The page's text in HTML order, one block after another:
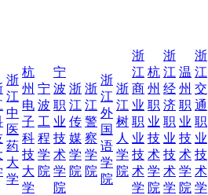
浙
江
中
医
药
大
学
杭
州
电
子
科
技
大
学
宁
波
工
程
学
院
宁
波
职
业
技
术
学
院
浙
江
传
媒
学
院
浙
江
警
察
学
院
浙
江
外
国
语
学
院
浙
江
树
人
学
院
浙
江
商
业
职
业
技
术
学
杭
州
职
业
技
术
学
院
浙
江
经
济
职
业
技
术
学
温
州
职
业
技
术
学
院
浙
江
交
通
职
业
技
术
学